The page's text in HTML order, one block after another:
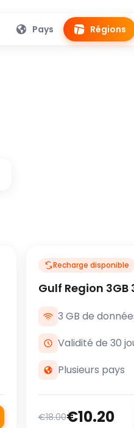
Pays Régions
Recharge disponible
Gulf Region 3GB
3 GB de
Validité de 30
Plusieurs pays
€18.00€10.20